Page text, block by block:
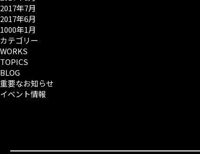
2017年7月
2017年6月
1000年1月
カテゴリー
WORKS
TOPICS
BLOG
重要なお知らせ
イベント情報